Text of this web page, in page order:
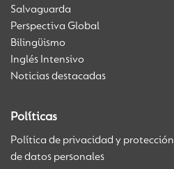
Salvaguarda
Perspectiva Global
Bilingüismo
Inglés Intensivo
Noticias destacadas
Políticas
Política de privacidad y protección
de datos personales